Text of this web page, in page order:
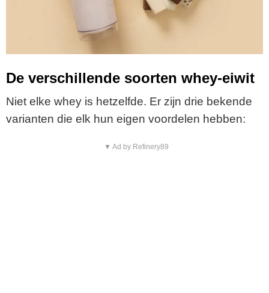
De verschillende soorten whey-eiwit
Niet elke whey is hetzelfde. Er zijn drie bekende
varianten die elk hun eigen voordelen hebben:
▼ Ad by Refinery89